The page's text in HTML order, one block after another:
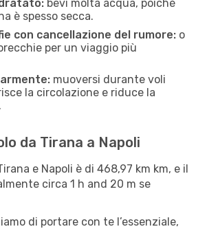
bevi molta acqua, poiché
è spesso secca.
con cancellazione del rumore: o
per un viaggio più
muoversi durante voli
la circolazione e riduce la
da Tirana a Napoli
e Napoli è di 468,97 km km, e il
circa 1 h and 20 m se
di portare con te l’essenziale,